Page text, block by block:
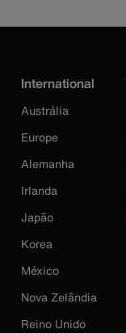
International
Austrália
Europe
Alemanha
Irlanda
Japão
Korea
México
Nova Zelândia
Reino Unido